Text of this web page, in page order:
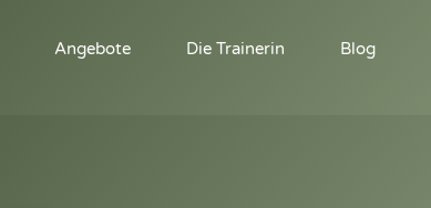
Angebote Die Trainerin Blog